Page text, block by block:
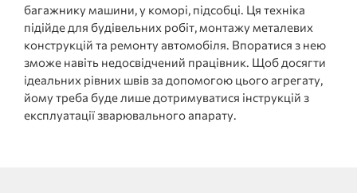
багажнику машини, у коморі, підсобці. Ця техніка
підійде для будівельних робіт, монтажу металевих
конструкцій та ремонту автомобіля. Впоратися з нею
зможе навіть недосвідчений працівник. Щоб досягти
ідеальних рівних швів за допомогою цього агрегату,
йому треба буде лише дотримуватися інструкцій з
експлуатації зварювального апарату.